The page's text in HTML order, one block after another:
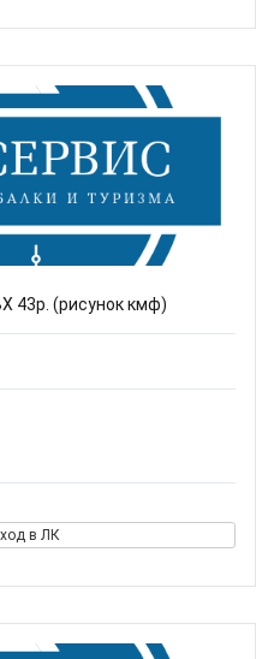
43р. (рисунок кмф)
в ЛК